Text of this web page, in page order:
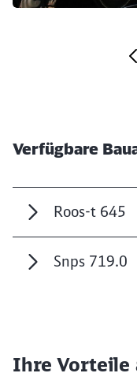
Verfügbare
Roos-t 645
Snps 719.0
Ihre Vorteile